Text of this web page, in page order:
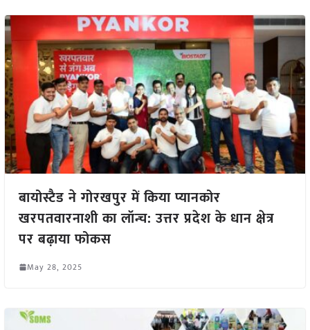
बायोस्टैड ने गोरखपुर में किया प्यानकोर
खरपतवारनाशी का लॉन्च: उत्तर प्रदेश के धान क्षेत्र
पर बढ़ाया फोकस
May 28, 2025